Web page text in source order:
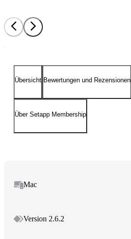
Übersicht Bewertungen und Rezensionen
Über Setapp Membership
Mac
Version 2.6.2